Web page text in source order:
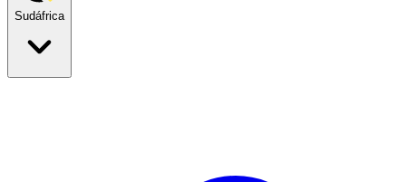
Sudáfrica